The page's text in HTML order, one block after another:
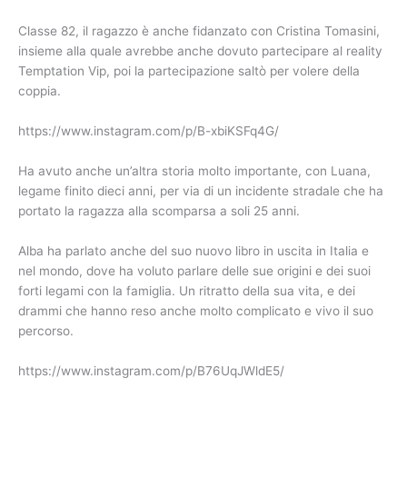
Classe 82, il ragazzo è anche fidanzato con Cristina Tomasini,
insieme alla quale avrebbe anche dovuto partecipare al reality
Temptation Vip, poi la partecipazione saltò per volere della
coppia.
https://www.instagram.com/p/B-xbiKSFq4G/
Ha avuto anche un’altra storia molto importante, con Luana,
legame finito dieci anni, per via di un incidente stradale che ha
portato la ragazza alla scomparsa a soli 25 anni.
Alba ha parlato anche del suo nuovo libro in uscita in Italia e
nel mondo, dove ha voluto parlare delle sue origini e dei suoi
forti legami con la famiglia. Un ritratto della sua vita, e dei
drammi che hanno reso anche molto complicato e vivo il suo
percorso.
https://www.instagram.com/p/B76UqJWldE5/